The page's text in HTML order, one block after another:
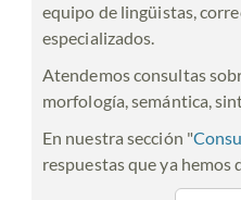
equipo de lingüistas,
especializados.
Atendemos consultas
morfología, semántica,
En nuestra sección "
respuestas que ya hemos